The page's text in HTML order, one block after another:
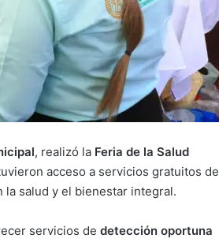
, realizó la Feria de la Salud
acceso a servicios gratuitos de
salud y el bienestar integral.
servicios de detección oportuna